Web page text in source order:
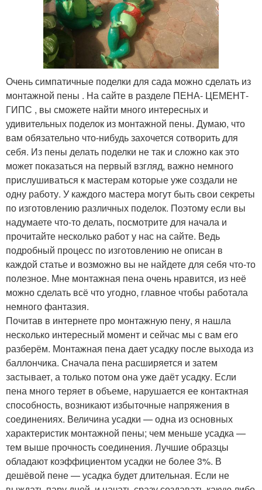
Очень симпатичные поделки для сада можно сделать из
монтажной пены . На сайте в разделе ПЕНА- ЦЕМЕНТ-
ГИПС , вы сможете найти много интересных и
удивительных поделок из монтажной пены. Думаю, что
вам обязательно что-нибудь захочется сотворить для
себя. Из пены делать поделки не так и сложно как это
может показаться на первый взгляд, важно немного
прислушиваться к мастерам которые уже создали не
одну работу. У каждого мастера могут быть свои секреты
по изготовлению различных поделок. Поэтому если вы
надумаете что-то делать, посмотрите для начала и
прочитайте несколько работ у нас на сайте. Ведь
подробный процесс по изготовлению не описан в
каждой статье и возможно вы не найдете для себя что-то
полезное. Мне монтажная пена очень нравится, из неё
можно сделать всё что угодно, главное чтобы работала
немного фантазия.
Почитав в интернете про монтажную пену, я нашла
несколько интересный момент и сейчас мы с вам его
разберём. Монтажная пена дает усадку после выхода из
баллончика. Сначала пена расширяется и затем
застывает, а только потом она уже даёт усадку. Если
пена много теряет в объеме, нарушается ее контактная
способность, возникают избыточные напряжения в
соединениях. Величина усадки — одна из основных
характеристик монтажной пены; чем меньше усадка —
тем выше прочность соединения. Лучшие образцы
обладают коэффициентом усадки не более 3%. В
дешёвой пене — усадка будет длительная. Если не